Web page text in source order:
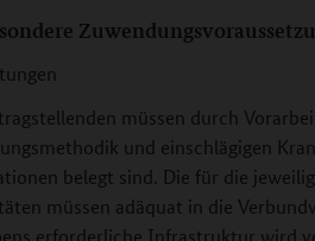
müssen durch
und einschlägigen
belegt sind. Die für die
müssen adäquat in die
erforderliche Infrastruktur wird